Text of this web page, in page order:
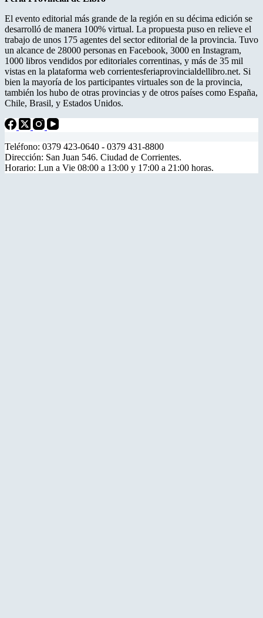
El evento editorial más grande de la región en su décima edición se
desarrolló de manera 100% virtual. La propuesta puso en relieve el
trabajo de unos 175 agentes del sector editorial de la provincia. Tuvo
un alcance de 28000 personas en Facebook, 3000 en Instagram,
1000 libros vendidos por editoriales correntinas, y más de 35 mil
vistas en la plataforma web corrientesferiaprovincialdellibro.net. Si
bien la mayoría de los participantes virtuales son de la provincia,
también los hubo de otras provincias y de otros países como España,
Chile, Brasil, y Estados Unidos.
Teléfono: 0379 423-0640 - 0379 431-8800
Dirección: San Juan 546. Ciudad de Corrientes.
Horario: Lun a Vie 08:00 a 13:00 y 17:00 a 21:00 horas.